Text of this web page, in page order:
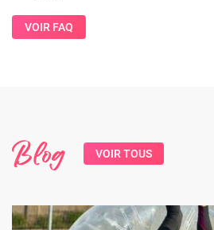
VOIR FAQ
Blog VOIR TOUS